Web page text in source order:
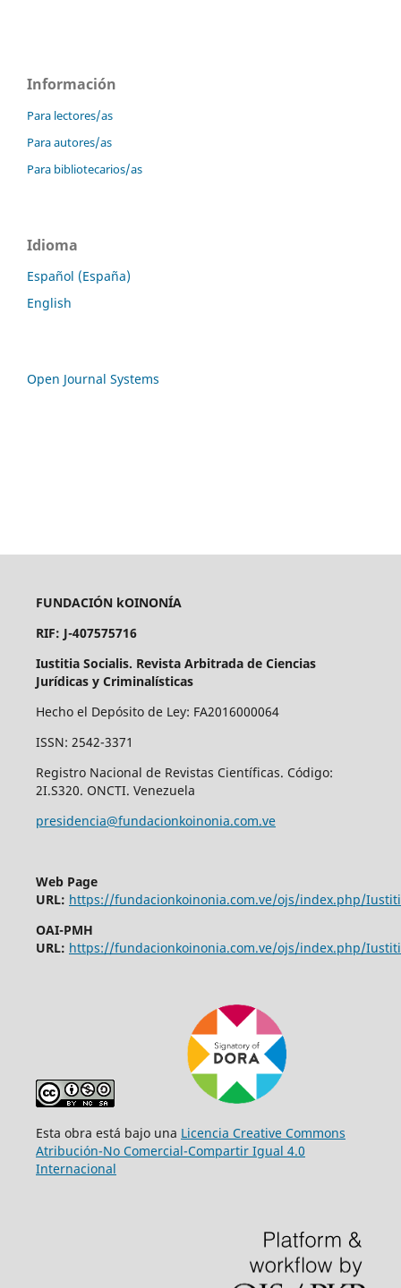
Información
Para lectores/as
Para autores/as
Para bibliotecarios/as
Idioma
Español (España)
English
Open Journal Systems
FUNDACIÓN kOINONÍA
RIF: J-407575716
Iustitia Socialis. Revista Arbitrada de Ciencias
Jurídicas y Criminalísticas
Hecho el Depósito de Ley: FA2016000064
ISSN: 2542-3371
Registro Nacional de Revistas Científicas. Código:
2I.S320. ONCTI. Venezuela
presidencia@fundacionkoinonia.com.ve
Web Page
URL: https://fundacionkoinonia.com.ve/ojs/index.php/
OAI-PMH
URL: https://fundacionkoinonia.com.ve/ojs/index.php/
Esta obra está bajo una Licencia Creative Commons
Atribución-No Comercial-Compartir Igual 4.0
Internacional